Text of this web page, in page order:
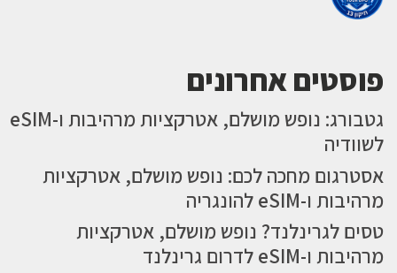
פוסטים אחרונים
גטבורג: נופש מושלם, אטרקציות מרהיבות ו-eSIM
לשוודיה
אסטרגום מחכה לכם: נופש מושלם, אטרקציות
מרהיבות ו-eSIM להונגריה
טסים לגרינלנד? נופש מושלם, אטרקציות
מרהיבות ו-eSIM לדרום גרינלנד